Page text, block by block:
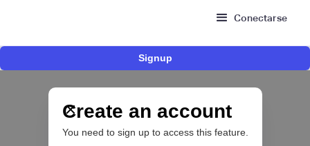
Conectarse
Signup
Create an account
You need to sign up to access this feature.
métodos de pago locales de América Latina a
los comercios globales
PAYTECH 💳